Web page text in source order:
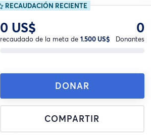
RECAUDACIÓN RECIENTE
0 US$
recaudado de la meta de 1.500 US$
0
Donantes
DONAR
COMPARTIR